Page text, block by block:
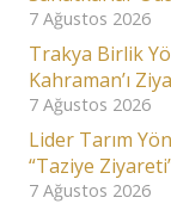
7 Ağustos 2026
Trakya Birlik
Kahraman’ı
7 Ağustos 2026
Lider Tarım
“Taziye
7 Ağustos 2026